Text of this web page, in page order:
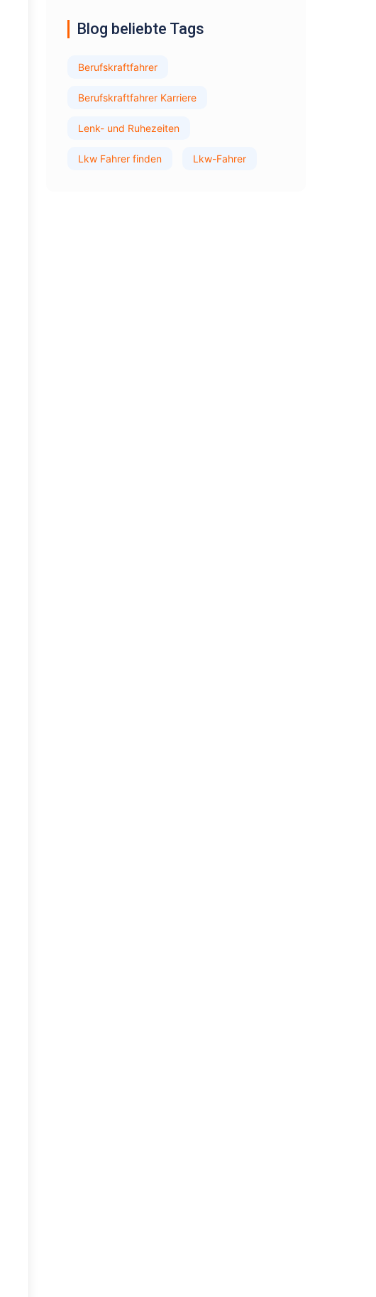
Blog beliebte Tags
Berufskraftfahrer
Berufskraftfahrer Karriere
Lenk- und Ruhezeiten
Lkw Fahrer finden Lkw-Fahrer